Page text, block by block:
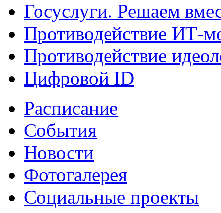
Госуслуги. Решаем
Противодействие ИТ-
Противодействие
Цифровой ID
Расписание
События
Новости
Фотогалерея
Социальные проекты